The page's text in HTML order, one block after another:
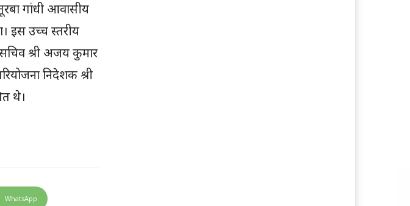
गांधी आवासीय
इस उच्च स्तरीय
श्री अजय कुमार
निदेशक श्री
थे।
WhatsApp